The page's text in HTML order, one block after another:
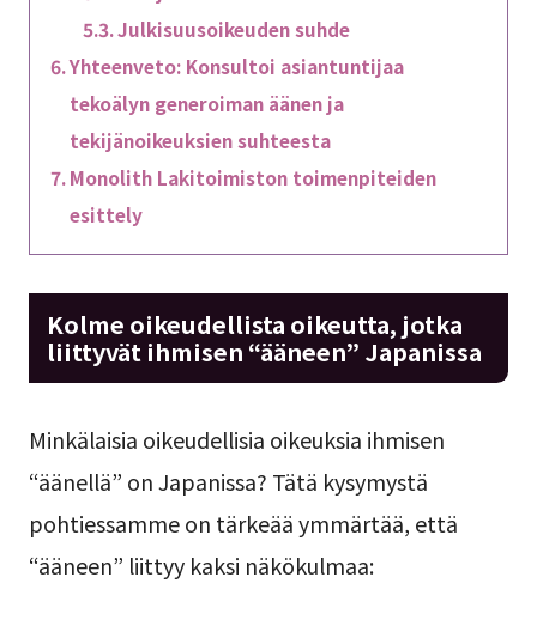
Julkisuusoikeuden suhde
Yhteenveto: Konsultoi asiantuntijaa
tekoälyn generoiman äänen ja
tekijänoikeuksien suhteesta
Monolith Lakitoimiston toimenpiteiden
esittely
Kolme oikeudellista oikeutta, jotka
liittyvät ihmisen “ääneen” Japanissa
Minkälaisia oikeudellisia oikeuksia ihmisen
“äänellä” on Japanissa? Tätä kysymystä
pohtiessamme on tärkeää ymmärtää, että
“ääneen” liittyy kaksi näkökulmaa: